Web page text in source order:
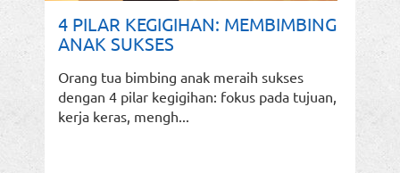
4 PILAR KEGIGIHAN: MEMBIMBING
ANAK SUKSES
Orang tua bimbing anak meraih sukses
dengan 4 pilar kegigihan: fokus pada tujuan,
kerja keras, mengh...